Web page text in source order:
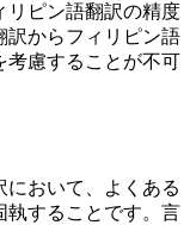
リピン語翻訳の精度
訳からフィリピン語
考慮することが不可
において、よくある
執することです。言